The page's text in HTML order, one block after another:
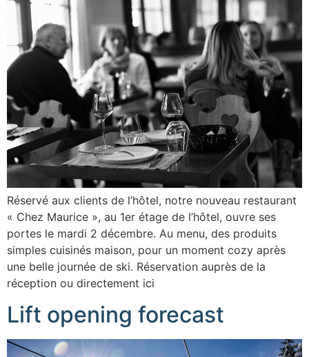
Réservé aux clients de l’hôtel, notre nouveau restaurant
« Chez Maurice », au 1er étage de l’hôtel, ouvre ses
portes le mardi 2 décembre. Au menu, des produits
simples cuisinés maison, pour un moment cozy après
une belle journée de ski. Réservation auprès de la
réception ou directement ici
Lift opening forecast